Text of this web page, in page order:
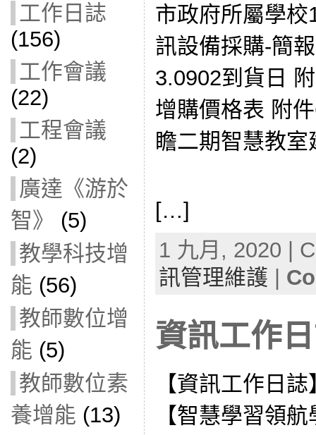
工作日誌
(156)
工作會議
(22)
工程會議
(2)
廣達《游於
智》
(5)
教學科技增
能 (56)
教師數位增
能 (5)
教師數位素
養增能 (13)
市政府所屬學
訊設備採購-簡
3.0902到貨日
增購價格表 附
瞻二期智慧教
[…]
1 九月, 2020 |
訊管理維護
資訊工作
【資訊工作日
【智慧學習領